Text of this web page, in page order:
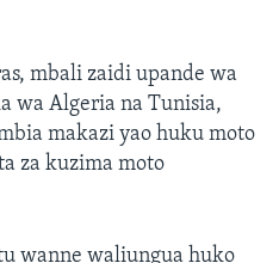
mbali zaidi upande wa
wa Algeria na Tunisia,
makazi yao huku moto
za kuzima moto
wanne waliungua huko